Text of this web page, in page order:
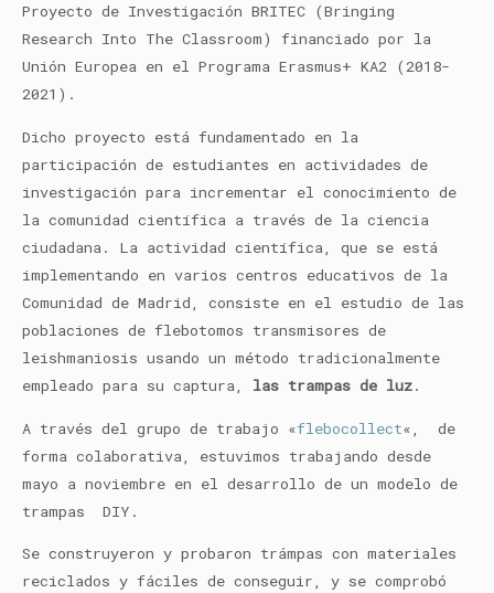
Proyecto de Investigación BRITEC (Bringing
Research Into The Classroom) financiado por la
Unión Europea en el Programa Erasmus+ KA2 (2018-
2021).
Dicho proyecto está fundamentado en la
participación de estudiantes en actividades de
investigación para incrementar el conocimiento de
la comunidad científica a través de la ciencia
ciudadana. La actividad científica, que se está
implementando en varios centros educativos de la
Comunidad de Madrid, consiste en el estudio de las
poblaciones de flebotomos transmisores de
leishmaniosis usando un método tradicionalmente
empleado para su captura, las trampas de luz.
A través del grupo de trabajo «flebocollect«, de
forma colaborativa, estuvimos trabajando desde
mayo a noviembre en el desarrollo de un modelo de
trampas DIY.
Se construyeron y probaron trámpas con materiales
reciclados y fáciles de conseguir, y se comprobó